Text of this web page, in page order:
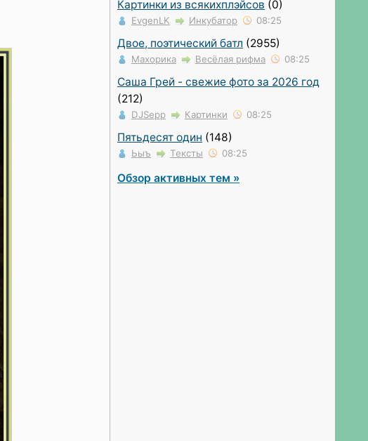
Картинки из всякихплэйсов (0)
EvgenLK Инкубатор 08:25
Двое, поэтический батл (2955)
Махорика Весёлая рифма 08:25
Саша Грей - свежие фото за 2026 год
(212)
DJSepp Картинки 08:25
Пятьдесят один (148)
Ьыъ Тексты 08:25
Обзор активных тем »